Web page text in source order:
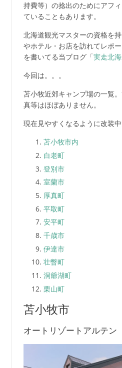
持費等）の捻出のためにアフ
ていることもあります。
北海道観光マスターの資格を
やホテル・お店を訪れてレポ
を書いてる当ブログ「実走北
今回は。。。
苫小牧近郊キャンプ場の一覧
真等はほぼありません。
現在見やすくなるように改装中
苫小牧市内
白老町
登別市
室蘭市
厚真町
平取町
安平町
千歳市
伊達市
壮瞥町
洞爺湖町
栗山町
苫小牧市
オートリゾートアルテン